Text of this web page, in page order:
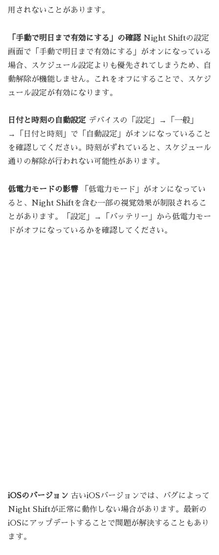
用されないことがあります。
「手動で明日まで有効にする」の確認Night Shiftの設定
画面で「手動で明日まで有効にする」がオンになっている
場合、スケジュール設定よりも優先されてしまうため、自
動解除が機能しません。これをオフにすることで、スケジ
ュール設定が有効になります。
日付と時刻の自動設定 デバイスの「設定」→「一般」
→「日付と時刻」で「自動設定」がオンになっていること
を確認してください。時刻がずれていると、スケジュール
通りの解除が行われない可能性があります。
低電力モードの影響 「低電力モード」がオンになってい
ると、Night Shiftを含む一部の視覚効果が制限されるこ
とがあります。「設定」→「バッテリー」から低電力モー
ドがオフになっているかを確認してください。
iOSのバージョン 古いiOSバージョンでは、バグによって
Night Shiftが正常に動作しない場合があります。最新の
iOSにアップデートすることで問題が解決することもあり
ます。